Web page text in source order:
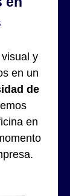
y
en un
de
en